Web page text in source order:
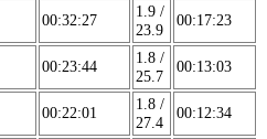
00:32:27
1.9 /
23.9
00:17:23
00:23:44
1.8 /
25.7
00:13:03
00:22:01
1.8 /
27.4
00:12:34